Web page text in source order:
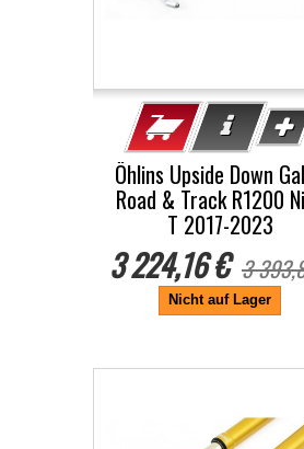
Öhlins Upside Down
Road & Track R1200
T 2017-2023
3 224,16 € 3
Nicht auf Lager